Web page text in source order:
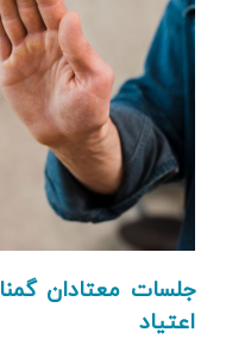
جلسات معتادان
اعتیاد